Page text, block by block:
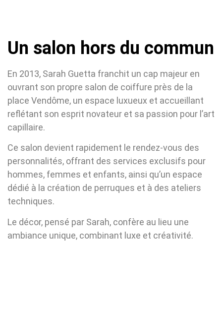
Un salon hors du commun
En 2013, Sarah Guetta franchit un cap majeur en
ouvrant son propre salon de coiffure près de la
place Vendôme, un espace luxueux et accueillant
reflétant son esprit novateur et sa passion pour l’art
capillaire.
Ce salon devient rapidement le rendez-vous des
personnalités, offrant des services exclusifs pour
hommes, femmes et enfants, ainsi qu’un espace
dédié à la création de perruques et à des ateliers
techniques.
Le décor, pensé par Sarah, confère au lieu une
ambiance unique, combinant luxe et créativité.